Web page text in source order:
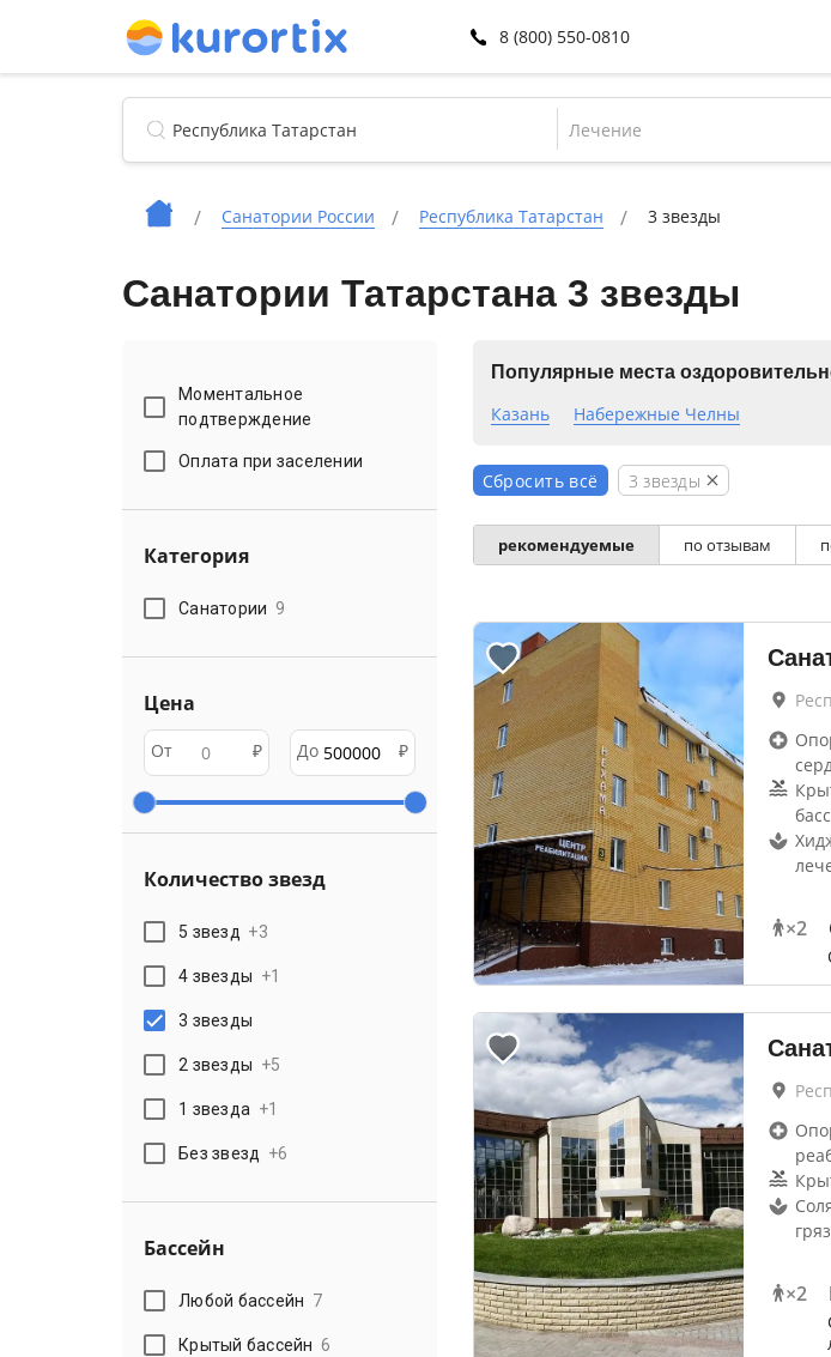
8 (800) 550-0810
Лечение
Санатории России Республика Татарстан 3 звезды
Санатории Татарстана 3 звезды
Моментальное
подтверждение
Оплата при заселении
Категория
Санатории 9
Цена
От ₽ До ₽
Количество звезд
5 звезд +3
4 звезды +1
3 звезды
2 звезды +5
1 звезда +1
Без звезд +6
Бассейн
Любой бассейн 7
Крытый бассейн 6
Популярные места
Казань Набережные Челны
Сбросить всё 3 звезды
рекомендуемые по отзывам
×2
×2